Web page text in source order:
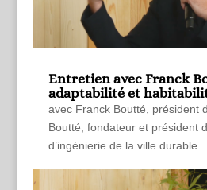
Entretien avec Franck
adaptabilité et
avec Franck Boutté, président
Boutté, fondateur et président
d’ingénierie de la ville durable